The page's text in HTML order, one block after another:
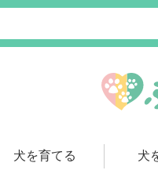
犬を育てる 犬